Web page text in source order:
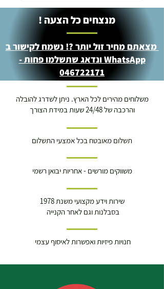
מנצחים כל הצעה !
מצאתם מחיר זול יותר ?! נשמח לקישור ב
WhatsApp ונדאג שתשלמו פחות -
046722171
משלוחים מהירים לכל הארץ. ניתן לשדרג להובלה
והרכבה של 24/48 שעות במידת הצורך
תשלום מאובטח בכל אמצעי התשלום
משווקים מורשים - אחריות יבואן רשמי
שירות וידע מקצועי משנת 1978
בסבלנות וגם לאחר הקנייה
חנויות פיזיות ואפשרות לאיסוף עצמי